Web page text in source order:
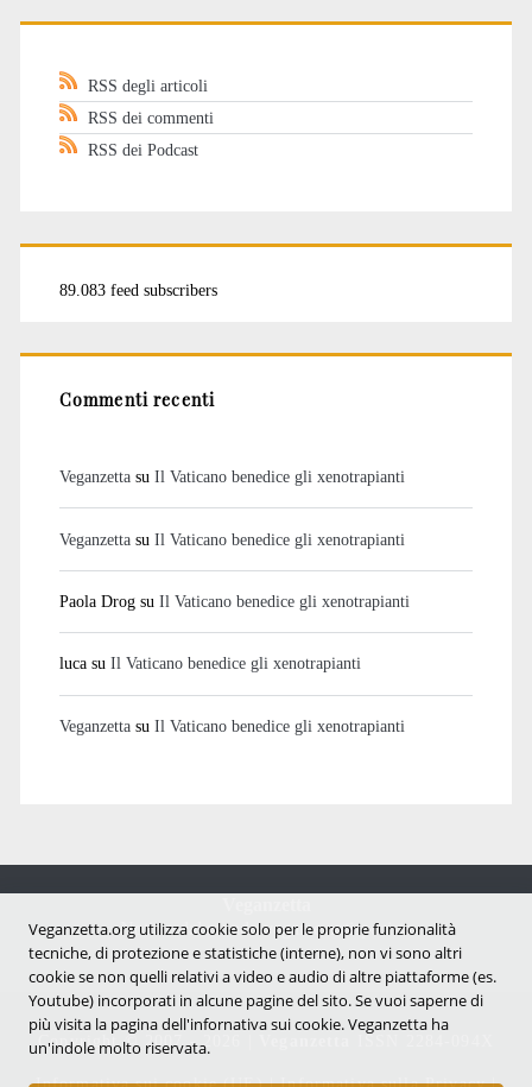
RSS degli articoli
RSS dei commenti
RSS dei Podcast
89.083 feed subscribers
Commenti recenti
Veganzettasu Il Vaticano benedice gli xenotrapianti
Veganzettasu Il Vaticano benedice gli xenotrapianti
Paola Drogsu Il Vaticano benedice gli xenotrapianti
lucasu Il Vaticano benedice gli xenotrapianti
Veganzettasu Il Vaticano benedice gli xenotrapianti
Notizie dal mondo vegan e antispecista
Copyright © 2007 - 2026 |
Veganzetta.org utilizza cookie solo per le proprie funzionalità
tecniche, di protezione e statistiche (interne), non vi sono altri
cookie se non quelli relativi a video e audio di altre piattaforme (es.
Youtube) incorporati in alcune pagine del sito. Se vuoi saperne di
più visita la pagina dell'infornativa sui cookie. Veganzetta ha
un'indole molto riservata.